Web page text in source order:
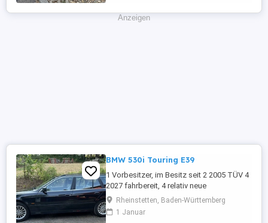
Anzeigen
BMW 530i Touring E39
1 Vorbesitzer, im Besitz seit 2 2005 TÜV 4
2027 fahrbereit, 4 relativ neue
Sommerreifen, 4 relativ neue Winterreifen
mit Alufelgen, regelmäßige Inspektion,
Automatikgetriebe neu 2020 mit ca. 249
Rheinstetten, Baden-Württemberg
1 Januar